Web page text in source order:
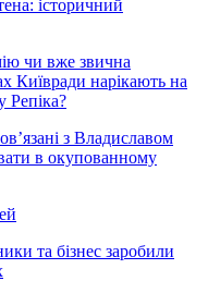
історичний
чи вже звична
Київради нарікають на
Репіка?
з Владиславом
в окупованному
та бізнес заробили